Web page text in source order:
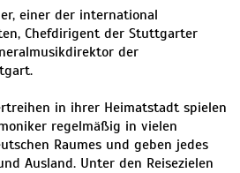
einer der international
Chefdirigent der Stuttgarter
der
in ihrer Heimatstadt spielen
regelmäßig in vielen
Raumes und geben jedes
Ausland. Unter den Reisezielen